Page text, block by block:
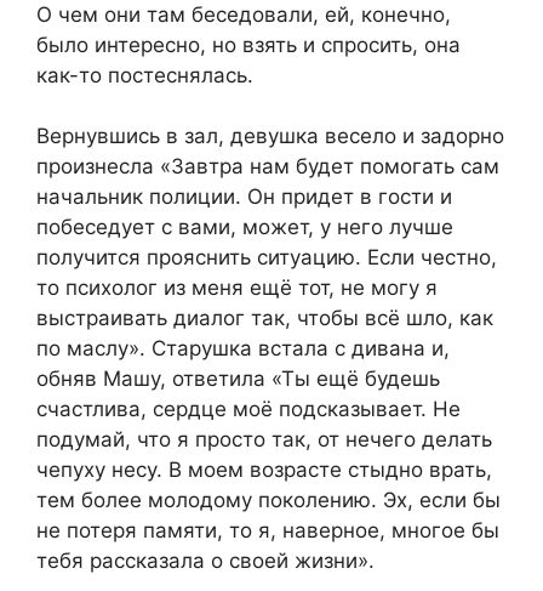
О чем они там беседовали, ей, конечно,
было интересно, но взять и спросить, она
как-то постеснялась.
Вернувшись в зал, девушка весело и задорно
произнесла «Завтра нам будет помогать сам
начальник полиции. Он придет в гости и
побеседует с вами, может, у него лучше
получится прояснить ситуацию. Если честно,
то психолог из меня ещё тот, не могу я
выстраивать диалог так, чтобы всё шло, как
по маслу». Старушка встала с дивана и,
обняв Машу, ответила «Ты ещё будешь
счастлива, сердце моё подсказывает. Не
подумай, что я просто так, от нечего делать
чепуху несу. В моем возрасте стыдно врать,
тем более молодому поколению. Эх, если бы
не потеря памяти, то я, наверное, многое бы
тебя рассказала о своей жизни».